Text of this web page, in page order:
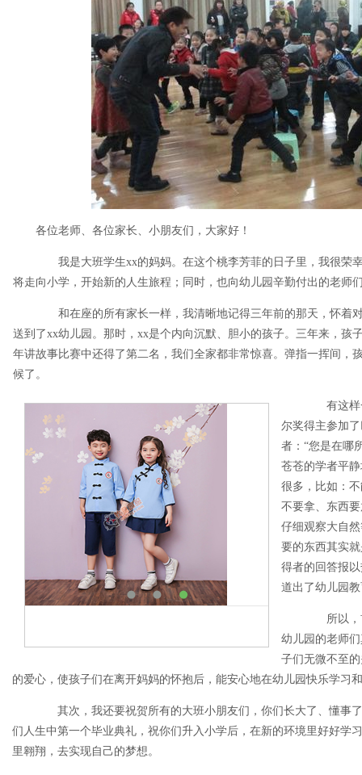
各位老师、各位家长、小朋友们，大家好！
我是大班学生xx的妈妈。在这个桃李芳菲的日子里，我很荣
将走向小学，开始新的人生旅程；同时，也向幼儿园辛勤付出的老师
和在座的所有家长一样，我清晰地记得三年前的那天，怀着
送到了xx幼儿园。那时，xx是个内向沉默、胆小的孩子。三年来，孩
年讲故事比赛中还得了第二名，我们全家都非常惊喜。弹指一挥间，
候了。
有这样一
尔奖得主参加
者：“您是在哪
苍苍的学者平
很多，比如：
不要拿、东西
仔细观察大自
要的东西其实
得者的回答报
道出了幼儿园
所以，首
幼儿园的老师
子们无微不至
的爱心，使孩子们在离开妈妈的怀抱后，能安心地在幼儿园快乐学习
其次，我还要祝贺所有的大班小朋友们，你们长大了、懂事
们人生中第一个毕业典礼，祝你们升入小学后，在新的环境里好好学
里翱翔，去实现自己的梦想。